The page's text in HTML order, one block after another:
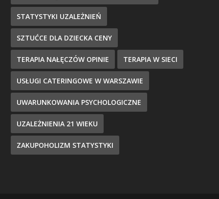
STATYSTYKI UZALEŻNIEŃ
SZTUĆCE DLA DZIECKA CENY
TERAPIA NAŁĘCZÓW OPINIE TERAPIA W SIECI
USŁUGI CATERINGOWE W WARSZAWIE
UWARUNKOWANIA PSYCHOLOGICZNE
UZALEŻNIENIA 21 WIEKU
ZAKUPOHOLIZM STATYSTYKI